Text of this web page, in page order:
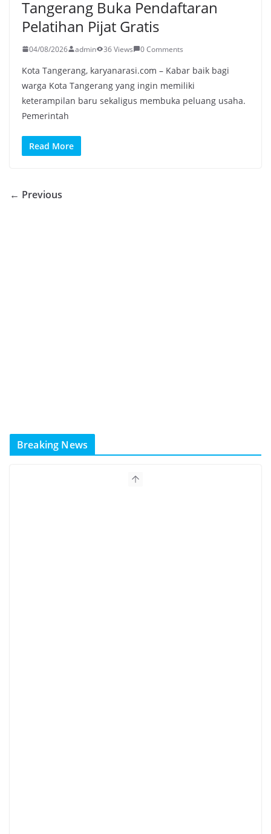
Tangerang Buka Pendaftaran
Pelatihan Pijat Gratis
04/08/2026 admin 36 Views 0 Comments
Kota Tangerang, karyanarasi.com – Kabar baik bagi
warga Kota Tangerang yang ingin memiliki
keterampilan baru sekaligus membuka peluang usaha.
Pemerintah
Read More
← Previous
Breaking News